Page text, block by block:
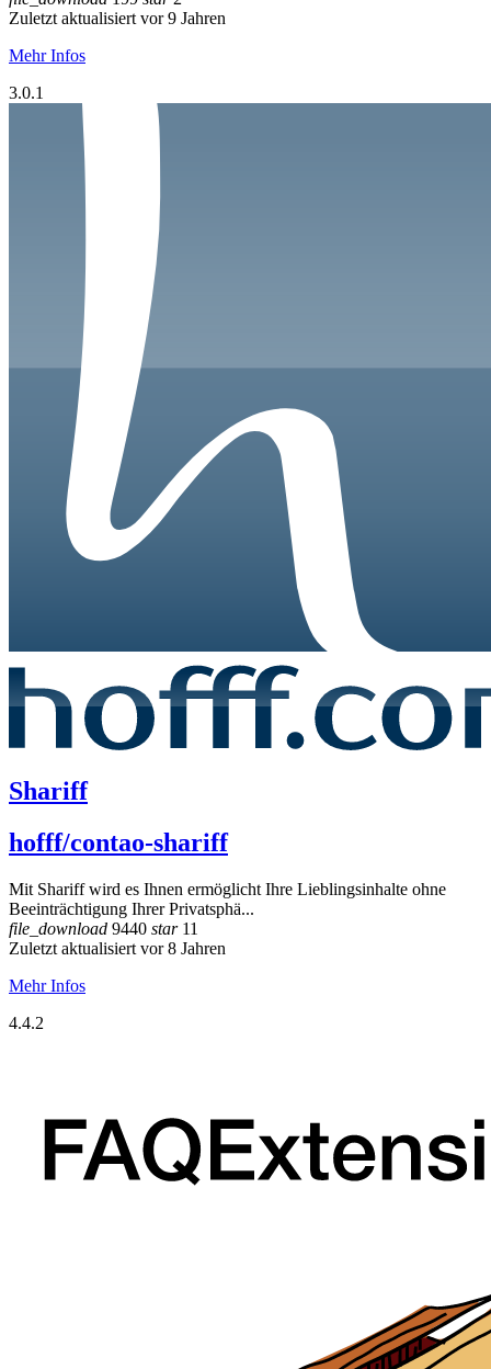
Zuletzt aktualisiert vor 9 Jahren
Mehr Infos
3.0.1
Shariff
hofff/contao-shariff
Mit Shariff wird es Ihnen ermöglicht Ihre Lieblingsinhalte ohne
Beeinträchtigung Ihrer Privatsphä...
file_download 9440 star11
Zuletzt aktualisiert vor 8 Jahren
Mehr Infos
4.4.2